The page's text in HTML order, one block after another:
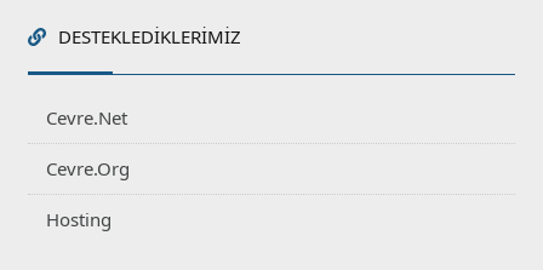
DESTEKLEDIKLERIMIZ
Cevre.Net
Cevre.Org
Hosting